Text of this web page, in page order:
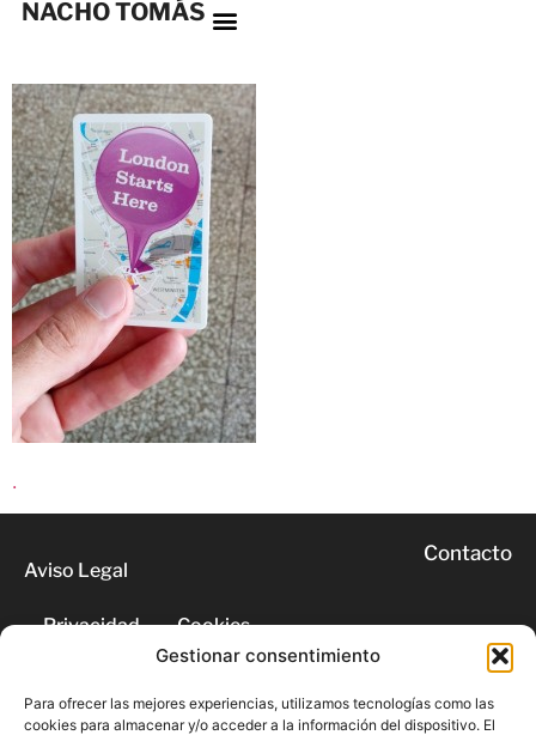
Gestionar consentimiento
Para ofrecer las mejores experiencias, utilizamos tecnologías como las
cookies para almacenar y/o acceder a la información del dispositivo. El
NACHO TOMÁS
.
Aviso Legal
Privacidad Cookies
Contacto
© 2026 | Todos los derechos
reservados